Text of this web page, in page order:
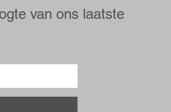
van ons laatste